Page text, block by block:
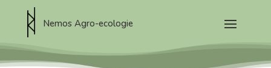
Nemos Agro-ecologie